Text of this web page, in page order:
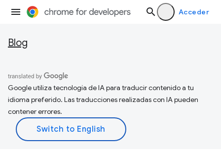
Acceder
Blog
Google utiliza tecnología de IA para traducir contenido a tu
idioma preferido. Las traducciones realizadas con IA pueden
contener errores.